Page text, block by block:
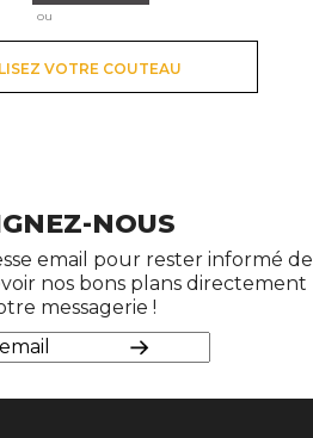
ou
VOTRE COUTEAU
NOUS
email pour rester informé de
nos bons plans directement
messagerie !